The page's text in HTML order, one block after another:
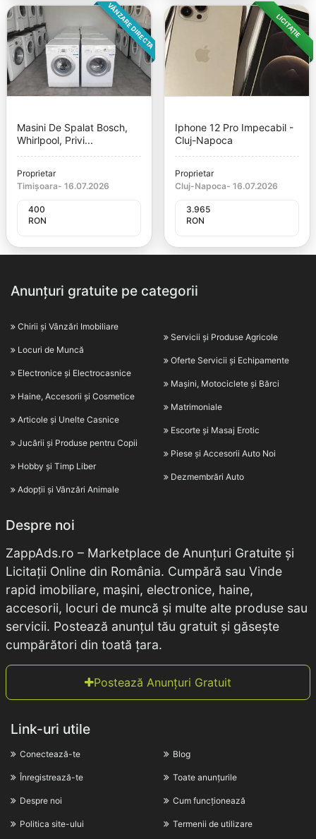
VÂNZARE DIRECTA
Masini De Spalat Bosch,
Whirlpool, Privi...
Proprietar
Timișoara- 16.07.2026
400
RON
LICITAȚIE
Iphone 12 Pro Impecabil -
Cluj-Napoca
Proprietar
Cluj-Napoca- 16.07.2026
3.965
RON
Anunțuri gratuite pe categorii
Chirii și Vânzări Imobiliare
Locuri de Muncă
Electronice și Electrocasnice
Haine, Accesorii și Cosmetice
Articole și Unelte Casnice
Jucării și Produse pentru Copii
Hobby și Timp Liber
Adopții și Vânzări Animale
Servicii și Produse Agricole
Oferte Servicii și Echipamente
Mașini, Motociclete și Bărci
Matrimoniale
Escorte și Masaj Erotic
Piese și Accesorii Auto Noi
Dezmembrări Auto
Despre noi
ZappAds.ro – Marketplace de Anunțuri Gratuite și
Licitații Online din România. Cumpără sau Vinde
rapid imobiliare, mașini, electronice, haine,
accesorii, locuri de muncă și multe alte produse sau
servicii. Postează anunțul tău gratuit și găsește
cumpărători din toată țara.
Postează Anunțuri Gratuit
Link-uri utile
Conectează-te
Înregistrează-te
Despre noi
Politica site-ului
Blog
Toate anunțurile
Cum funcționează
Termenii de utilizare